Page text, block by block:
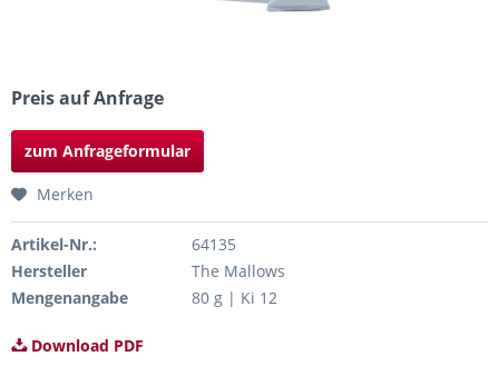
Preis auf Anfrage
zum Anfrageformular
Merken
Artikel-Nr.:
64135
Hersteller
The Mallows
Mengenangabe
80 g | Ki 12
Download PDF